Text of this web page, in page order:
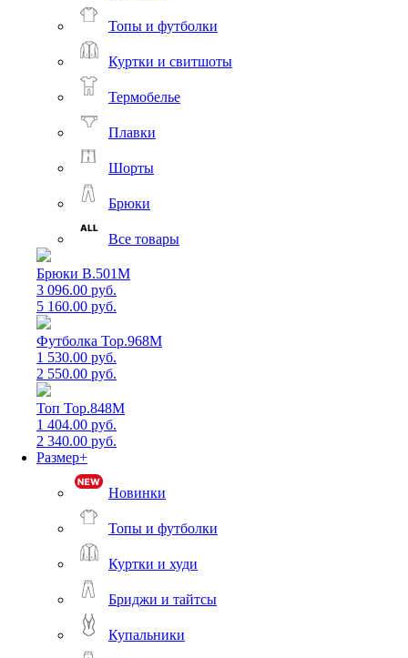
Топы и футболки
Куртки и свитшоты
Термобелье
Плавки
Шорты
Брюки
Все товары
Брюки B.501M
3 096.00 руб.
5 160.00 руб.
Футболка Top.968M
1 530.00 руб.
2 550.00 руб.
Топ Top.848M
1 404.00 руб.
2 340.00 руб.
Размер+
Новинки
Топы и футболки
Куртки и худи
Бриджи и тайтсы
Купальники